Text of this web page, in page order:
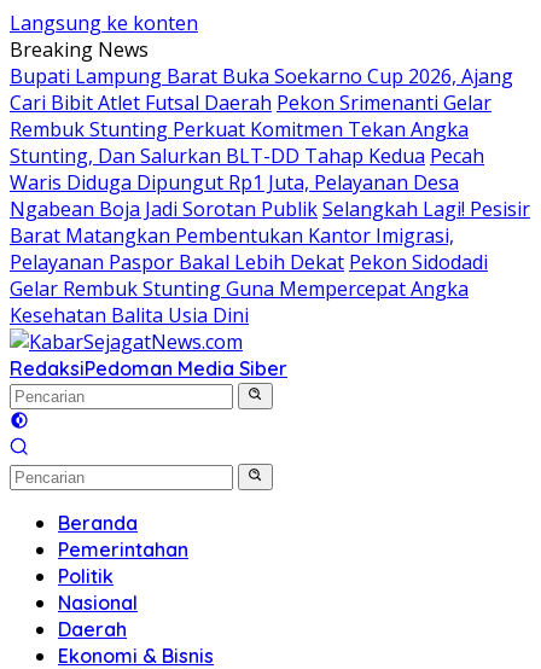
Langsung ke konten
Breaking News
Bupati Lampung Barat Buka Soekarno Cup 2026, Ajang
Cari Bibit Atlet Futsal Daerah Pekon Srimenanti Gelar
Rembuk Stunting Perkuat Komitmen Tekan Angka
Stunting, Dan Salurkan BLT-DD Tahap Kedua Pecah
Waris Diduga Dipungut Rp1 Juta, Pelayanan Desa
Ngabean Boja Jadi Sorotan PublikSelangkah Lagi! Pesisir
Barat Matangkan Pembentukan Kantor Imigrasi,
Pelayanan Paspor Bakal Lebih Dekat Pekon Sidodadi
Gelar Rembuk Stunting Guna Mempercepat Angka
Kesehatan Balita Usia Dini
RedaksiPedoman Media Siber
Beranda
Pemerintahan
Politik
Nasional
Daerah
Ekonomi & Bisnis